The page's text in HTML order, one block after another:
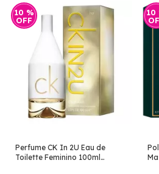
10 %
OFF
Perfume CK In 2U Eau de
Toilette Feminino 100ml
10